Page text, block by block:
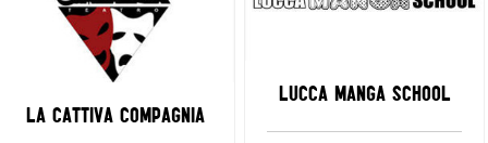
LUCCA MANGA SCHOOL
LA CATTIVA COMPAGNIA